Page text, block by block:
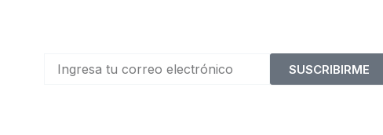
SUSCRIBIRME